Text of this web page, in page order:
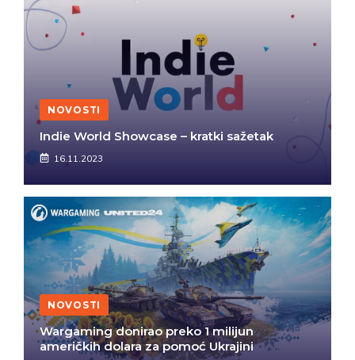
NOVOSTI
Indie World Showcase – kratki sažetak
16.11.2023
NOVOSTI
Wargaming donirao preko 1 milijun
američkih dolara za pomoć Ukrajini